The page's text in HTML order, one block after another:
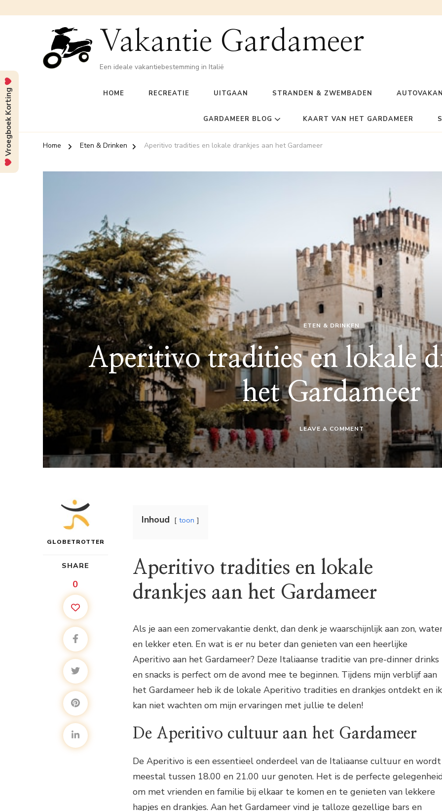
Vakantie Gardameer
Een ideale vakantiebestemming in Italië
HOME RECREATIE UITGAAN STRANDEN & ZWEMBADEN
GARDAMEER BLOG KAART VAN HET GARDAMEER
Home Eten & Drinken Aperitivo tradities en lokale drankjes aan het Gardameer
ETEN & DRINKEN
Aperitivo tradities en lokale
het Gardameer
LEAVE A COMMENTON
APERITIVO
TRADITIES
EN
LOKALE
DRANKJES
GLOBETROTTER
SHARE
0
Inhoud toon
Aperitivo tradities en lokale
drankjes aan het Gardameer
Als je aan een zomervakantie denkt, dan denk je waarschijnlijk aan zon,
en lekker eten. En wat is er nu beter dan genieten van een heerlijke
Aperitivo aan het Gardameer? Deze Italiaanse traditie van pre-dinner drinks
en snacks is perfect om de avond mee te beginnen. Tijdens mijn verblijf aan
het Gardameer heb ik de lokale Aperitivo tradities en drankjes ontdekt en ik
kan niet wachten om mijn ervaringen met jullie te delen!
De Aperitivo cultuur aan het Gardameer
De Aperitivo is een essentieel onderdeel van de Italiaanse cultuur en wordt
meestal tussen 18.00 en 21.00 uur genoten. Het is de perfecte
om met vrienden en familie bij elkaar te komen en te genieten van lekkere
hapjes en drankjes. Aan het Gardameer vind je talloze gezellige bars en
Vroegboek Korting